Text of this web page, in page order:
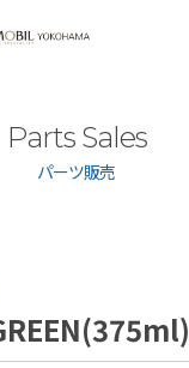
取り扱い新車
動画紹介
Parts Sales
パーツ販売